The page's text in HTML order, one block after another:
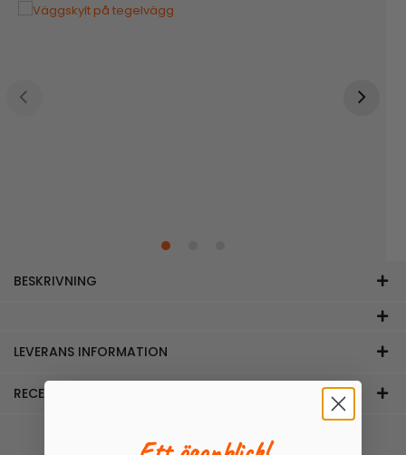
BESKRIVNING
LEVERANS INFORMATION
RECENSIONER (0)